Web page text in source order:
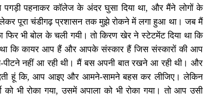
पहनाकर कॉलेज के अंदर घुसा दिया था, और मैंने लोगों के
पूरा चंडीगढ़ प्रशासन तक मुझे रोकने में लगा हुआ था। जब मैं
भी बोल के चली गयी। तो किरण खेर ने स्टेटमेंट दिया था कि
कि कायर आप हैं और आपके संस्कार हैं जिस संस्कारों की आप
नहीं आ रही थी। मैं बस अपनी बात रखने आ रही थी। और
देती हूं कि, आप आइए और आमने-सामने बहस कर लीजिए। लेकिन
भी रोका गया, उसमें अपाला को भी रोका गया। तो आप उसी